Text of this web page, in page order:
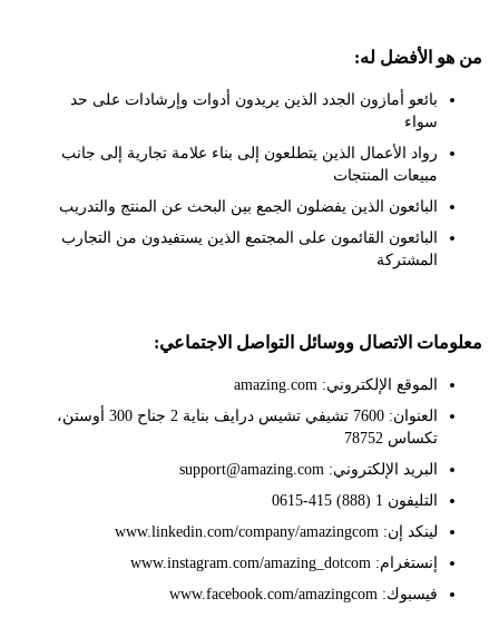
الأفضل له:
بائعو أمازون الجدد الذين يريدون أدوات وإرشادات على حد
رواد الأعمال الذين يتطلعون إلى بناء علامة تجارية إلى جانب
مبيعات المنتجات
البائعون الذين يفضلون الجمع بين البحث عن المنتج والتدريب
البائعون القائمون على المجتمع الذين يستفيدون من التجارب
المشتركة
الاتصال ووسائل التواصل الاجتماعي:
الموقع الإلكتروني: amazing.com
العنوان: 7600 تشيفي تشيس درايف بناية 2 جناح 300 أوستن،
تكساس 78752
البريد الإلكتروني: support@amazing.com
التليفون 1 (888) 415-0615
لينكد إن: www.linkedin.com/company/amazingcom
إنستغرام: www.instagram.com/amazing_dotcom
فيسبوك: www.facebook.com/amazingcom